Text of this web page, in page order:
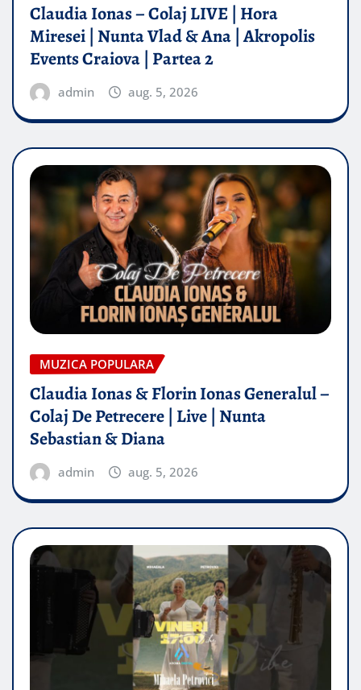
Claudia Ionas – Colaj LIVE | Hora
Miresei | Nunta Vlad & Ana | Akropolis
Events Craiova | Partea 2
admin aug. 5, 2026
MUZICA POPULARA
Claudia Ionas & Florin Ionas Generalul –
Colaj De Petrecere | Live | Nunta
Sebastian & Diana
admin aug. 5, 2026